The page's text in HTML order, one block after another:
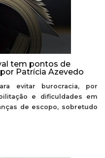
tem pontos de
Patrícia Azevedo
evitar burocracia, por
e dificuldades em
de escopo, sobretudo